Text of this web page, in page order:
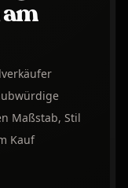
Maßstab, Stil
Kauf